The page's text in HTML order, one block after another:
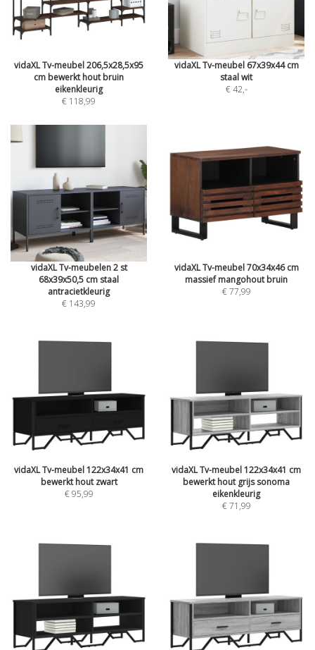
vidaXL Tv-meubel 206,5x28,5x95
cm bewerkt hout bruin
eikenkleurig
€ 118,99
vidaXL Tv-meubel 67x39x44 cm
staal wit
€ 42,-
vidaXL Tv-meubelen 2 st
68x39x50,5 cm staal
antracietkleurig
€ 143,99
vidaXL Tv-meubel 70x34x46 cm
massief mangohout bruin
€ 77,99
vidaXL Tv-meubel 122x34x41 cm
bewerkt hout zwart
€ 95,99
vidaXL Tv-meubel 122x34x41 cm
bewerkt hout grijs sonoma
eikenkleurig
€ 71,99